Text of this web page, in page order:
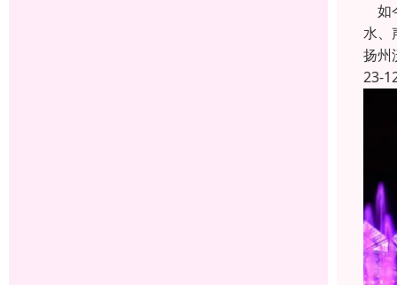
如
水、
扬州
23-